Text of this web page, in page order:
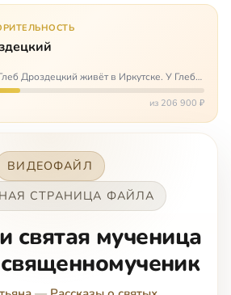
Дроздецкий живёт в Иркутске. У Глеба
в младенчестве менингита,
осложняется эпилепсией, с которой
из 206 900 ₽
ВИДЕОФАЙЛ
СТРАНИЦА ФАЙЛА
святая мученица